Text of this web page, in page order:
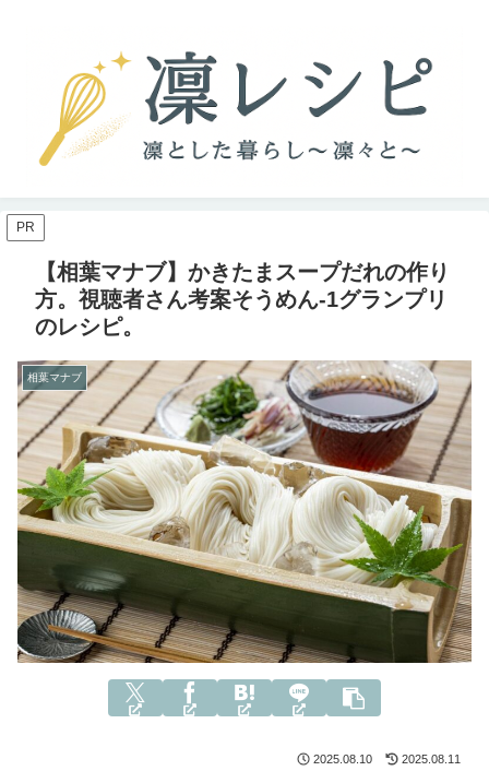
PR
【相葉マナブ】かきたまスープだれの作り
方。視聴者さん考案そうめん-1グランプリ
のレシピ。
相葉マナブ
2025.08.10 2025.08.11